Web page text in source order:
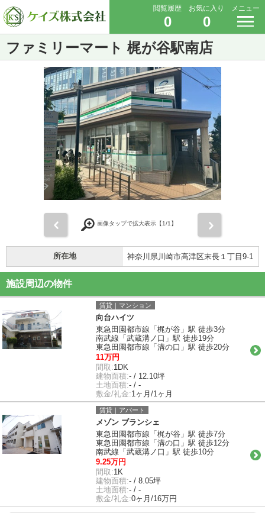
閲覧履歴
0
お気に入り
0
メニュー
ファミリーマート 梶が谷駅南店
画像タップで拡大表示【1/1】
所在地 神奈川県川崎市高津区末長１丁目9-1
施設周辺の物件
賃貸｜マンション
向台ハイツ
東急田園都市線「梶が谷」駅 徒歩3分
南武線「武蔵溝ノ口」駅 徒歩19分
東急田園都市線「溝の口」駅 徒歩20分
11万円
間取:1DK
建物面積:- / 12.10坪
土地面積:- / -
敷金/礼金:1ヶ月/1ヶ月
賃貸｜アパート
メゾン ブランシェ
東急田園都市線「梶が谷」駅 徒歩7分
東急田園都市線「溝の口」駅 徒歩12分
南武線「武蔵溝ノ口」駅 徒歩10分
9.25万円
間取:1K
建物面積:- / 8.05坪
土地面積:- / -
敷金/礼金:0ヶ月/16万円